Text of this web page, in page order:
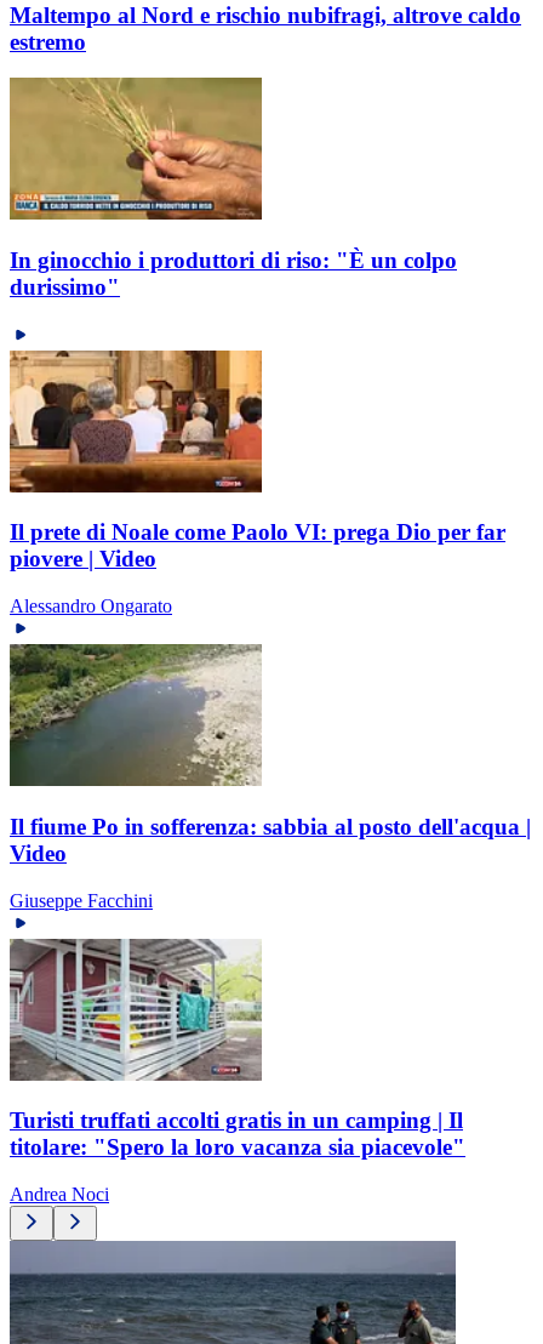
Maltempo al Nord e rischio nubifragi, altrove caldo
estremo
In ginocchio i produttori di riso: "È un colpo
durissimo"
Il prete di Noale come Paolo VI: prega Dio per far
piovere | Video
Alessandro Ongarato
Il fiume Po in sofferenza: sabbia al posto dell'acqua |
Video
Giuseppe Facchini
Turisti truffati accolti gratis in un camping | Il
titolare: "Spero la loro vacanza sia piacevole"
Andrea Noci